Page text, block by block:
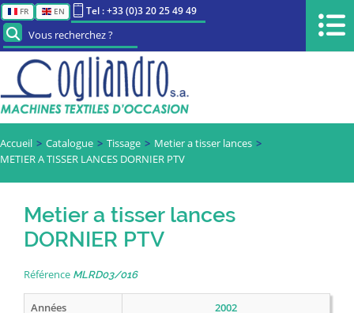
FR EN Tel : +33 (0)3 20 25 49 49
Vous recherchez ?
Accueil Catalogue Tissage
Metier a tisser lances
METIER A TISSER LANCES DORNIER PTV
Metier a tisser lances
DORNIER PTV
Référence MLRD03/016
Années
2002